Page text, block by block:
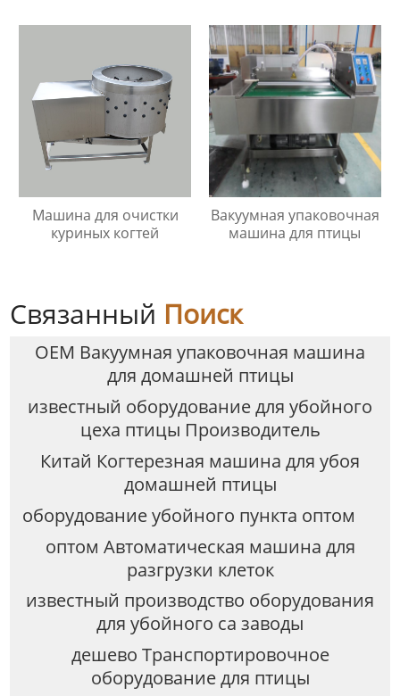
Машина для очистки
куриных когтей
Вакуумная упаковочная
машина для птицы
Связанный Поиск
OEM Вакуумная упаковочная машина
для домашней птицы
известный оборудование для убойного
цеха птицы Производитель
Китай Когтерезная машина для убоя
домашней птицы
оборудование убойного пункта оптом
оптом Автоматическая машина для
разгрузки клеток
известный производство оборудования
для убойного са заводы
дешево Транспортировочное
оборудование для птицы